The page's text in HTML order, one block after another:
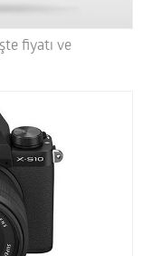
fiyatı ve